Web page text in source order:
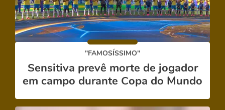
"FAMOSÍSSIMO"
Sensitiva prevê morte de jogador
em campo durante Copa do Mundo